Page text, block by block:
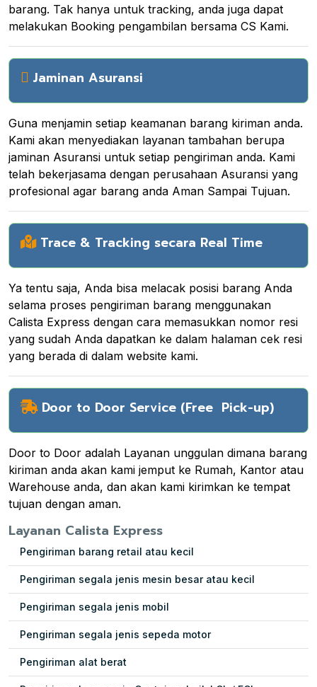
barang. Tak hanya untuk tracking, anda juga dapat
melakukan Booking pengambilan bersama CS Kami.
Jaminan Asuransi
Guna menjamin setiap keamanan barang kiriman anda.
Kami akan menyediakan layanan tambahan berupa
jaminan Asuransi untuk setiap pengiriman anda. Kami
telah bekerjasama dengan perusahaan Asuransi yang
profesional agar barang anda Aman Sampai Tujuan.
Trace & Tracking secara Real Time
Ya tentu saja, Anda bisa melacak posisi barang Anda
selama proses pengiriman barang menggunakan
Calista Express dengan cara memasukkan nomor resi
yang sudah Anda dapatkan ke dalam halaman cek resi
yang berada di dalam website kami.
Door to Door Service (Free Pick-up)
Door to Door adalah Layanan unggulan dimana barang
kiriman anda akan kami jemput ke Rumah, Kantor atau
Warehouse anda, dan akan kami kirimkan ke tempat
tujuan dengan aman.
Layanan Calista Express
Pengiriman barang retail atau kecil
Pengiriman segala jenis mesin besar atau kecil
Pengiriman segala jenis mobil
Pengiriman segala jenis sepeda motor
Pengiriman alat berat